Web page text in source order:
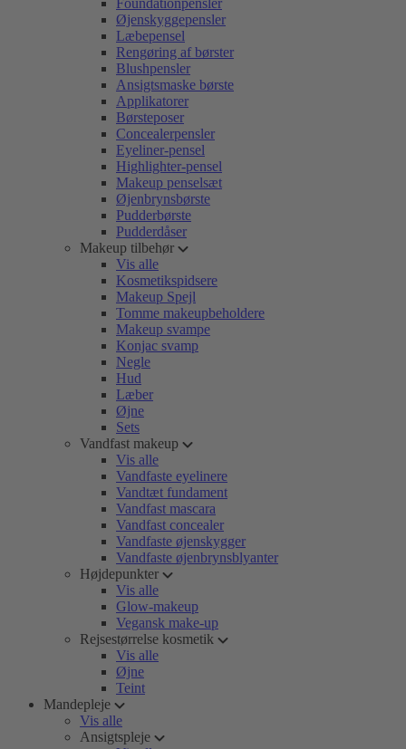
Foundationpensler
Øjenskyggepensler
Læbepensel
Rengøring af børster
Blushpensler
Ansigtsmaske børste
Applikatorer
Børsteposer
Concealerpensler
Eyeliner-pensel
Highlighter-pensel
Makeup penselsæt
Øjenbrynsbørste
Pudderbørste
Pudderdåser
Makeup tilbehør
Vis alle
Kosmetikspidsere
Makeup Spejl
Tomme makeupbeholdere
Makeup svampe
Konjac svamp
Negle
Hud
Læber
Øjne
Sets
Vandfast makeup
Vis alle
Vandfaste eyelinere
Vandtæt fundament
Vandfast mascara
Vandfast concealer
Vandfaste øjenskygger
Vandfaste øjenbrynsblyanter
Højdepunkter
Vis alle
Glow-makeup
Vegansk make-up
Rejsestørrelse kosmetik
Vis alle
Øjne
Teint
Mandepleje
Vis alle
Ansigtspleje